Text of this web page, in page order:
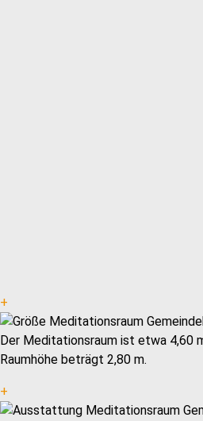
+
Der Meditationsraum ist etwa 4,60
Raumhöhe beträgt 2,80 m.
+